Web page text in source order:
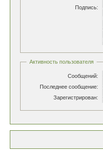
Подпись:
Активность пользователя
Сообщений:
Последнее сообщение:
Зарегистрирован: